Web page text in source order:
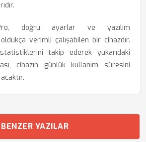
doğru ayarlar ve yazılım
verimli çalışabilen bir cihazdır.
takip ederek yukarıdaki
cihazın günlük kullanım süresini
BENZER YAZILAR